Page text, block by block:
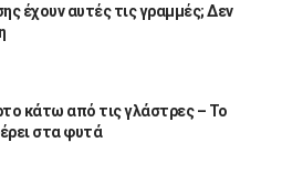
έχουν αυτές τις γραμμές; Δεν
κάτω από τις γλάστρες – Το
στα φυτά